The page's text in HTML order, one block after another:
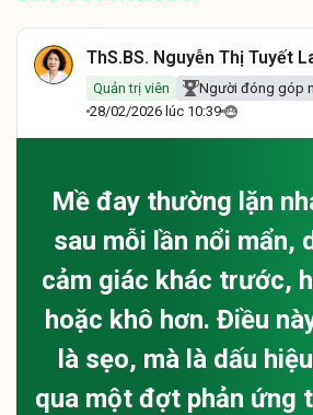
ThS.BS. Nguyễn Thị Tuyết
Quản trị viên
Người đóng góp
28/02/2026 lúc 10:39
Mề đay thường lặn
sau mỗi lần nổi mẩn,
cảm giác khác trước,
hoặc khô hơn. Điều
là sẹo, mà là dấu
qua một đợt phản ứng